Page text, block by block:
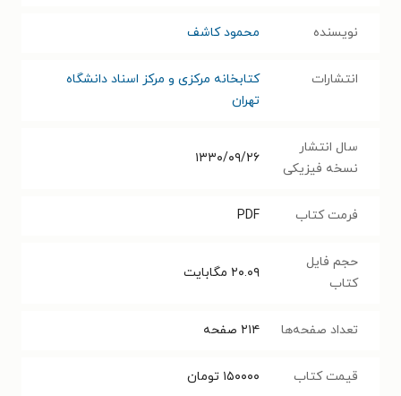
نویسنده محمود کاشف
انتشارات
کتابخانه مرکزی و مرکز اسناد دانشگاه
تهران
سال انتشار
نسخه فیزیکی
۱۳۳۰/۰۹/۲۶
فرمت کتاب PDF
حجم فایل
کتاب
۲۰.۰۹ مگابایت
تعداد صفحه‌ها ۲۱۴ صفحه
قیمت کتاب ۱۵۰۰۰۰ تومان